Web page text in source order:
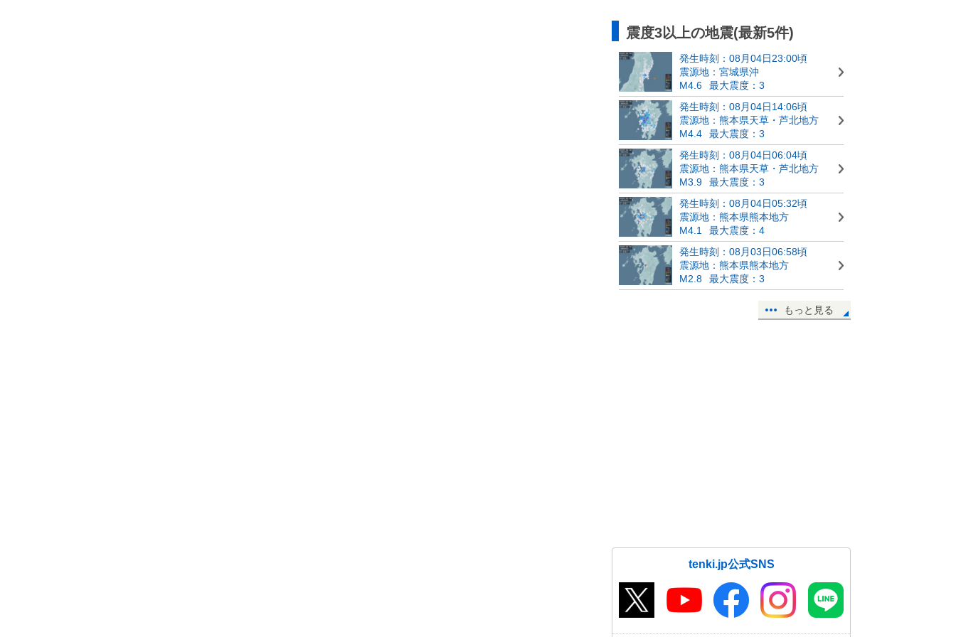
震度3以上の地震(最新5件)
発生時刻：08月04日23:00頃
震源地：宮城県沖
M4.6
最大震度：3
発生時刻：08月04日14:06頃
震源地：熊本県天草・芦北地方
M4.4
最大震度：3
発生時刻：08月04日06:04頃
震源地：熊本県天草・芦北地方
M3.9
最大震度：3
発生時刻：08月04日05:32頃
震源地：熊本県熊本地方
M4.1
最大震度：4
発生時刻：08月03日06:58頃
震源地：熊本県熊本地方
M2.8
最大震度：3
もっと見る
tenki.jp公式SNS